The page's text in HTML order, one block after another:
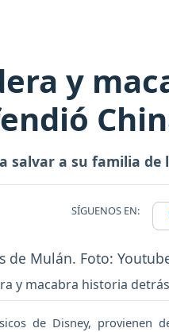
y
salvar a su familia
SÍGUENOS EN:
y macabra historia
de Disney, provienen